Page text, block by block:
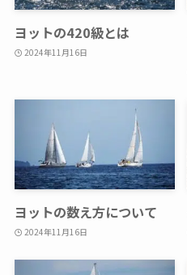
ヨットの420級とは
2024年11月16日
ヨットの数え方について
2024年11月16日